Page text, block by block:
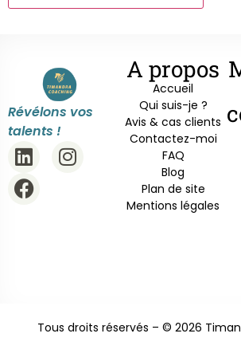
Révélons vos
talents !
A propos
Accueil
Qui suis-je ?
Avis & cas clients
Contactez-moi
FAQ
Blog
Plan de site
Mentions légales
Tous droits réservés – © 2026